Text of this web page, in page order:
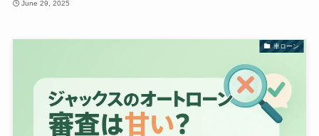
June 29, 2025
車ローン